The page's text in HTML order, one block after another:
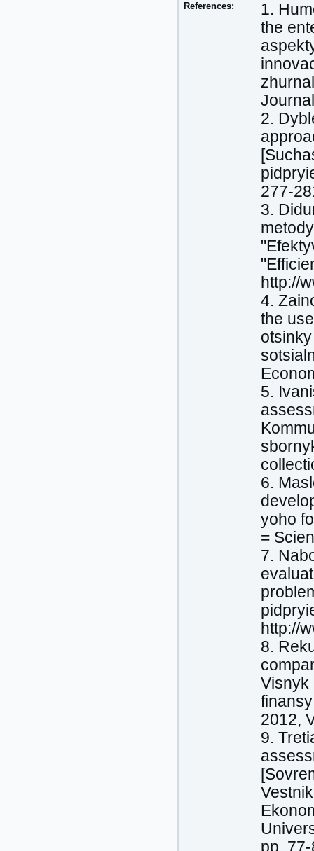
References:
1.
the
2.
277-
3.
http://
4.
the
5.
6.
yoho
=
7.
http://
8.
Visnyk
2012,
9.
pp.